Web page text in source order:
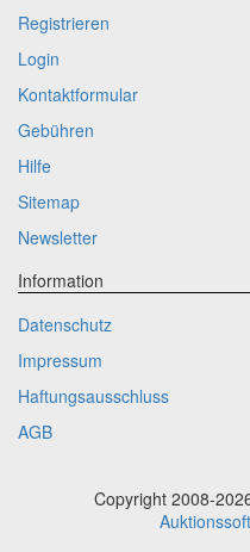
Registrieren
Login
Kontaktformular
Gebühren
Hilfe
Sitemap
Newsletter
Information
Datenschutz
Impressum
Haftungsausschluss
AGB
Copyright 2008-